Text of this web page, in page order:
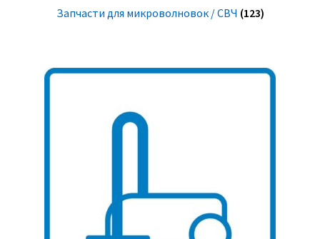
Запчасти для микроволновок / СВЧ (123)